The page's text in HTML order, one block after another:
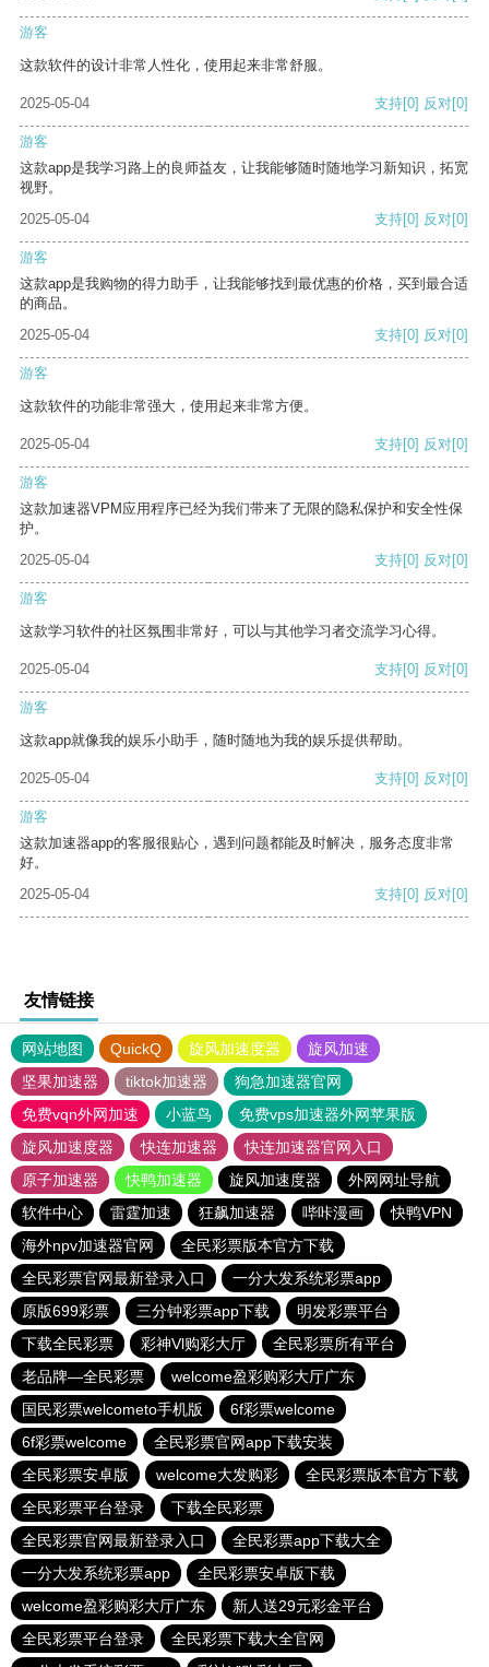
游客
这款软件的设计非常人性化，使用起来非常舒服。
2025-05-04 支持[0] 反对[0]
游客
这款app是我学习路上的良师益友，让我能够随时随地学习新知识，拓宽
视野。
2025-05-04
支持[0] 反对[0]
游客
这款app是我购物的得力助手，让我能够找到最优惠的价格，买到最合适
的商品。
2025-05-04
支持[0] 反对[0]
游客
这款软件的功能非常强大，使用起来非常方便。
2025-05-04 支持[0] 反对[0]
游客
这款加速器VPM应用程序已经为我们带来了无限的隐私保护和安全性保
护。
2025-05-04
支持[0] 反对[0]
游客
这款学习软件的社区氛围非常好，可以与其他学习者交流学习心得。
2025-05-04 支持[0] 反对[0]
游客
这款app就像我的娱乐小助手，随时随地为我的娱乐提供帮助。
2025-05-04 支持[0] 反对[0]
游客
这款加速器app的客服很贴心，遇到问题都能及时解决，服务态度非常
好。
2025-05-04
支持[0] 反对[0]
友情链接
网站地图 QuickQ 旋风加速度器
旋风加速
坚果加速器
tiktok加速器
狗急加速器官网
免费vqn外网加速
小蓝鸟
免费vps加速器外网苹果版
旋风加速度器
快连加速器
快连加速器官网入口
原子加速器
快鸭加速器 旋风加速度器
外网网址导航
软件中心
雷霆加速 狂飙加速器 哔咔漫画
快鸭VPN
海外npv加速器官网
全民彩票版本官方下载
全民彩票官网最新登录入口
一分大发系统彩票app
原版699彩票
三分钟彩票app下载
明发彩票平台
下载全民彩票
彩神Vl购彩大厅
全民彩票所有平台
老品牌—全民彩票
welcome盈彩购彩大厅广东
国民彩票welcometo手机版
6f彩票welcome
6f彩票welcome
全民彩票官网app下载安装
全民彩票安卓版
welcome大发购彩
全民彩票版本官方下载
全民彩票平台登录
下载全民彩票
全民彩票官网最新登录入口
全民彩票app下载大全
一分大发系统彩票app
全民彩票安卓版下载
welcome盈彩购彩大厅广东
新人送29元彩金平台
全民彩票平台登录
全民彩票下载大全官网